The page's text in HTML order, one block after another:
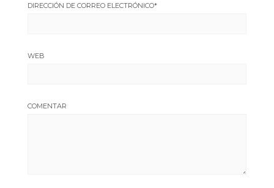
DIRECCIÓN DE CORREO ELECTRÓNICO*
WEB
COMENTAR